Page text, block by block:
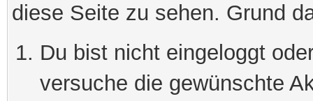
diese Seite zu sehen. Grund
Du bist nicht eingeloggt
versuche die gewünschte